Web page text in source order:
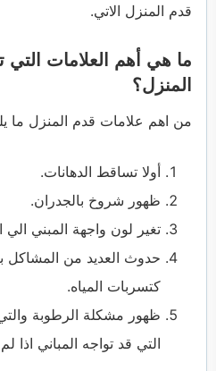
قدم المنزل الاتي.
ما هي أهم العلامات
المنزل؟
من اهم علامات قدم المنزل ما
أولا تساقط الدهانات.
ظهور شروخ بالجدران.
تغير لون واجهة المبني الي
حدوث العديد من المشاكل
كتسربات المياه.
ظهور مشكلة الرطوبة
التي قد تواجه المباني اذا